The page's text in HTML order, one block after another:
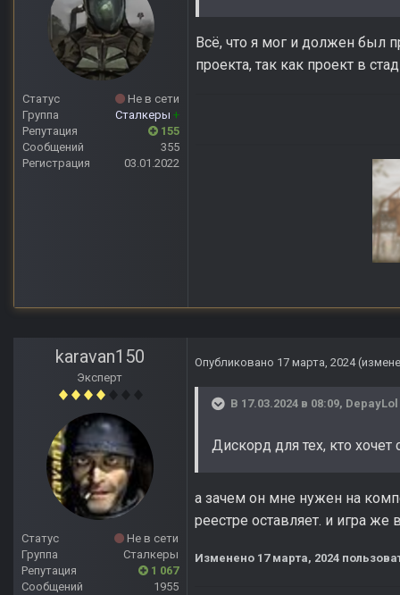
Статус
Не в сети
Группа
Сталкеры +
Репутация
155
Сообщений
355
Регистрация
03.01.2022
Всё, что я мог и должен был
проекта, так как проект в
karavan150
Эксперт
Статус
Не в сети
Группа
Сталкеры
Репутация
1 067
Сообщений
1955
Опубликовано 17 марта, 2024
В 17.03.2024 в 08:09, DepayLol
Дискорд для тех, кто
а зачем он мне нужен на
реестре оставляет. и игра
Изменено 17 марта, 2024